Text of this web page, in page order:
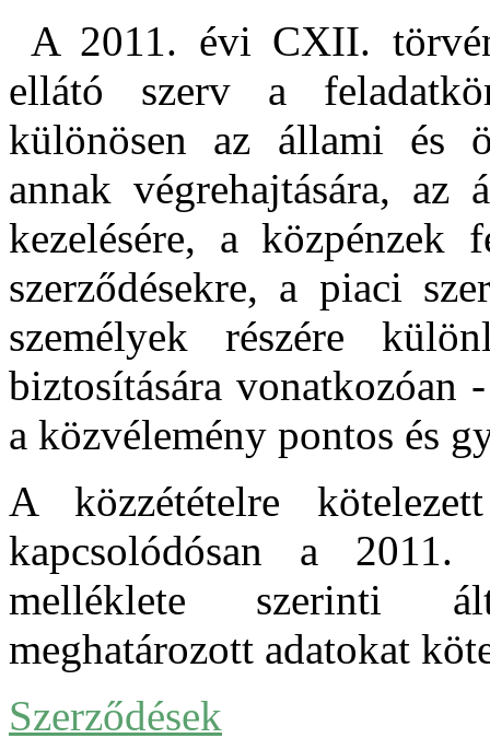
A 2011. évi CXII.
ellátó szerv a
különösen az állami és
annak végrehajtására, az
kezelésére, a közpénzek
szerződésekre, a piaci
személyek részére
biztosítására vonatkozóan
a közvélemény pontos és
A közzétételre
kapcsolódósan a
melléklete szerinti
meghatározott adatokat
Szerződések